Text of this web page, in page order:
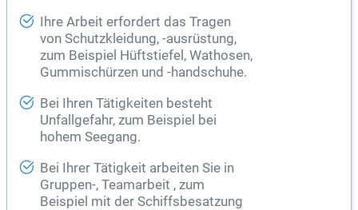
Ihre Arbeit erfordert das Tragen
von Schutzkleidung, -ausrüstung,
zum Beispiel Hüftstiefel, Wathosen,
Gummischürzen und -handschuhe.
Bei Ihren Tätigkeiten besteht
Unfallgefahr, zum Beispiel bei
hohem Seegang.
Bei Ihrer Tätigkeit arbeiten Sie in
Gruppen-, Teamarbeit , zum
Beispiel mit der Schiffsbesatzung